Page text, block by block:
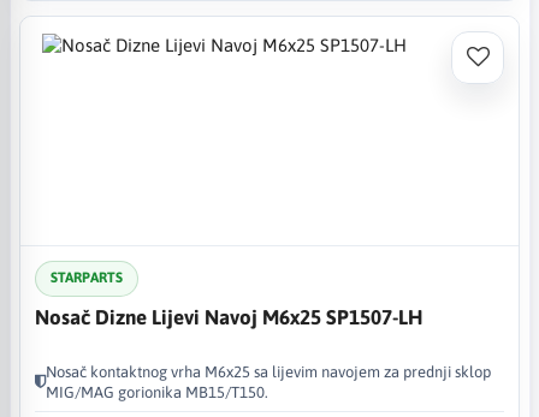
STARPARTS
Nosač Dizne Lijevi Navoj M6x25 SP1507-LH
Nosač kontaktnog vrha M6x25 sa lijevim navojem za prednji sklop
MIG/MAG gorionika MB15/T150.